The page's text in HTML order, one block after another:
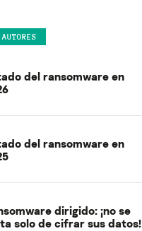
del ransomware en
del ransomware en
dirigido: ¡no se
solo de cifrar sus datos!